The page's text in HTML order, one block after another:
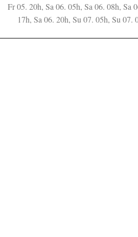
Fr 05. 20h, Sa 06. 05h, Sa 06. 08h, Sa
17h, Sa 06. 20h, Su 07. 05h, Su 07.